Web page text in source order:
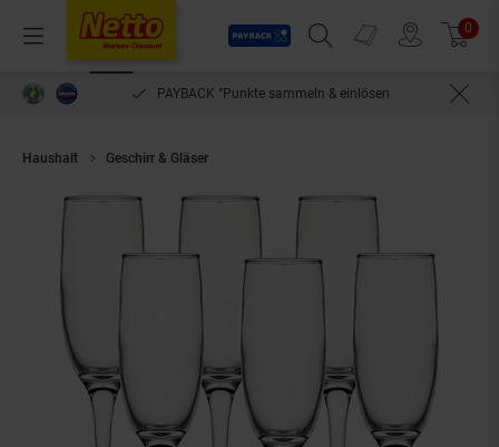
Menü
Payback
Suchfeld einblenden
Prospekte 0
PAYBACK °Punkte sammeln & einlösen
Haushalt Geschirr & Gläser